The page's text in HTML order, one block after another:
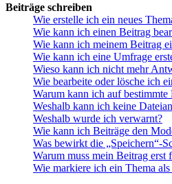
Beiträge schreiben
Wie erstelle ich ein neues
Wie kann ich einen Beitrag
Wie kann ich meinem Beitrag
Wie kann ich eine Umfrage
Wieso kann ich nicht mehr
Wie bearbeite oder lösche ich
Warum kann ich auf
Weshalb kann ich keine
Weshalb wurde ich verwarnt?
Wie kann ich Beiträge den
Was bewirkt die „Speichern“-
Warum muss mein Beitrag erst
Wie markiere ich ein Thema als